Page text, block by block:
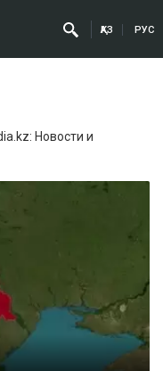
ҚАЗ РУС
Новости и